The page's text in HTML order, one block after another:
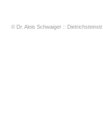
© Dr. Alois Schwaiger ::